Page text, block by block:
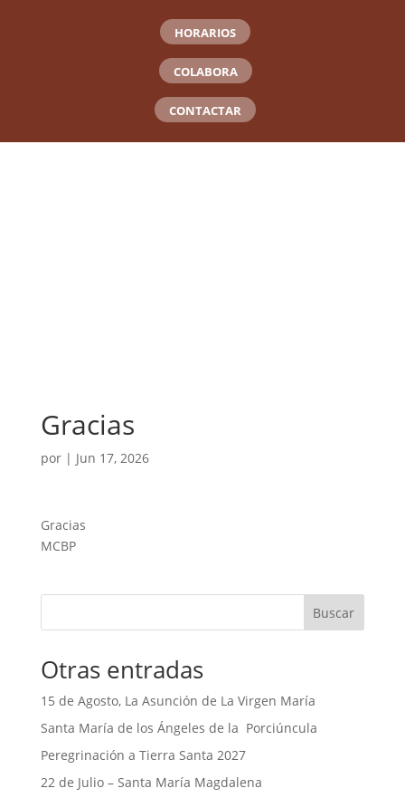
HORARIOS
COLABORA
CONTACTAR
Gracias
por | Jun 17, 2026
Gracias
MCBP
Buscar
Otras entradas
15 de Agosto, La Asunción de La Virgen María
Santa María de los Ángeles de la Porciúncula
Peregrinación a Tierra Santa 2027
22 de Julio – Santa María Magdalena